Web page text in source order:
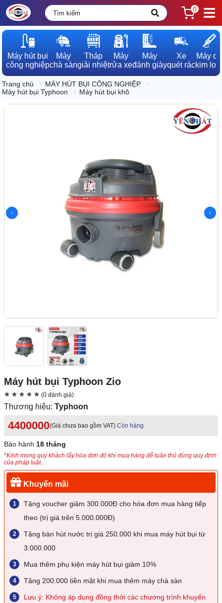
0
Máy hút bụi
công nghiệp
Máy
chà sàn
Tháp
giải nhiệt
Máy
rửa xe
Máy
đánh giày
Xe
quét rác
Máy dò
kim loại
Trang chủ
MÁY HÚT BỤI CÔNG NGHIỆP
Máy hút bụi Typhoon
Máy hút bụi khô
Máy hút bụi Typhoon Zio
(0 đánh giá)
Thương hiệu: Typhoon
4400000(Giá chưa bao gồm VAT) Còn hàng
Bảo hành 18 tháng
*Kính mong quý khách lấy hóa đơn đỏ khi mua hàng để tuân thủ đúng quy định
của pháp luật.
Khuyến mãi
Tặng voucher giảm 300.000Đ cho hóa đơn mua hàng tiếp
theo (trị giá trên 5.000.000Đ)
Tặng bàn hút nước trị giá 250.000 khi mua máy hút bụi từ
3.000.000
Mua thêm phụ kiện máy hút bụi giảm 10%
Tặng 200.000 tiền mặt khi mua thêm máy chà sàn
Lưu ý: Không áp dụng đồng thời các chương trình khuyến